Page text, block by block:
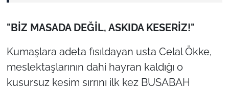
"BİZ MASADA DEĞİL, ASKIDA KESERİZ!"
Kumaşlara adeta fısıldayan usta Celal Ökke,
meslektaşlarının dahi hayran kaldığı o
kusursuz kesim sırrını ilk kez BUSABAH